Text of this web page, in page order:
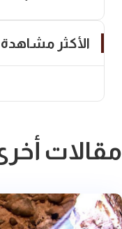
الأكثر مشاهدة
مقالات